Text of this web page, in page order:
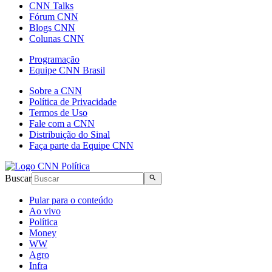
CNN Talks
Fórum CNN
Blogs CNN
Colunas CNN
Programação
Equipe CNN Brasil
Sobre a CNN
Política de Privacidade
Termos de Uso
Fale com a CNN
Distribuição do Sinal
Faça parte da Equipe CNN
Buscar
Pular para o conteúdo
Ao vivo
Política
Money
WW
Agro
Infra